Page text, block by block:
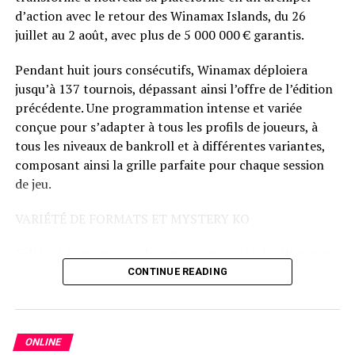
d’action avec le retour des Winamax Islands, du 26
juillet au 2 août, avec plus de 5 000 000 € garantis.
Pendant huit jours consécutifs, Winamax déploiera
jusqu’à 137 tournois, dépassant ainsi l’offre de l’édition
précédente. Une programmation intense et variée
conçue pour s’adapter à tous les profils de joueurs, à
tous les niveaux de bankroll et à différentes variantes,
composant ainsi la grille parfaite pour chaque session
de jeu.
VARIÉTÉ DE FORMATS ET MYSTERY KO
Islands proposent différents formats pour ne laisser
Space KO, la folie du Trident et des tournois en
variantes mixtes comme le HORSE.
CONTINUE READING
ONLINE